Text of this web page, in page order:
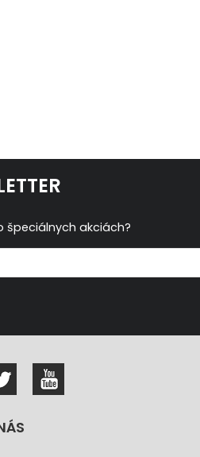
špeciálnych akciách?